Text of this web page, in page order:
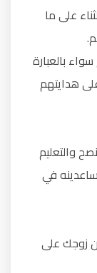
على ما
بالعبارة
هدايتهم
والتعليم
في
زوجك على